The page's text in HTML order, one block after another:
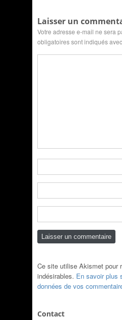
Laisser un
Votre adresse e-mail ne sera
obligatoires sont indiqués avec
Ce site utilise Akismet pour
indésirables. En savoir plus
données de vos
Contact